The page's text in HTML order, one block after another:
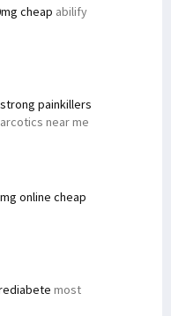
cheap abilify
painkillers
near me
online cheap
most